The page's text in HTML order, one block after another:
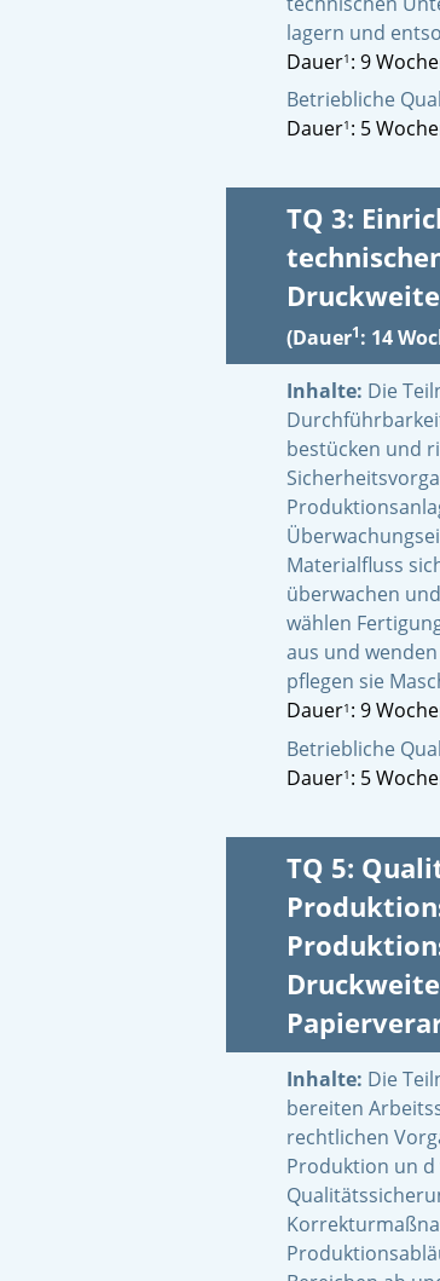
lagern und
Dauer1 : 9
Betriebliche
Dauer1 : 5
TQ 3:
(Dauer1: 14
Inhalte: Die
bestücken und
Materialfluss
überwachen
wählen
aus und
pflegen sie
Dauer1 : 9
Betriebliche
Dauer1 : 5
TQ 5:
Inhalte: Die
bereiten
rechtlichen
Produktion un d